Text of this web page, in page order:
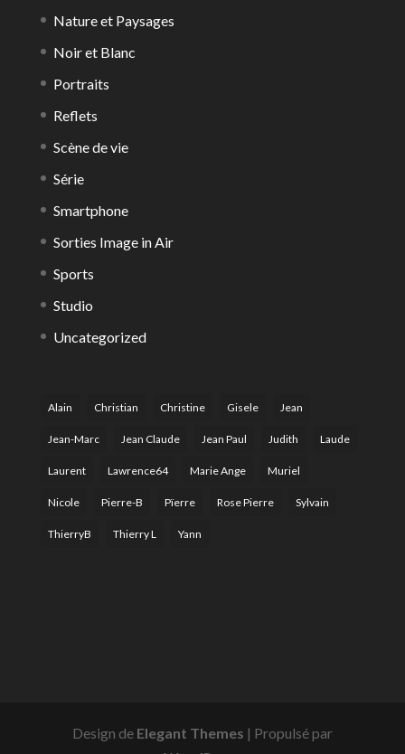
Nature et Paysages
Noir et Blanc
Portraits
Reflets
Scène de vie
Série
Smartphone
Sorties Image in Air
Sports
Studio
Uncategorized
Alain Christian Christine Gisele Jean
Jean-Marc Jean Claude Jean Paul Judith Laude
Laurent Lawrence64 Marie Ange Muriel
Nicole Pierre-B Pïerre Rose Pierre Sylvain
ThierryB Thierry L Yann
Design de Elegant Themes | Propulsé par